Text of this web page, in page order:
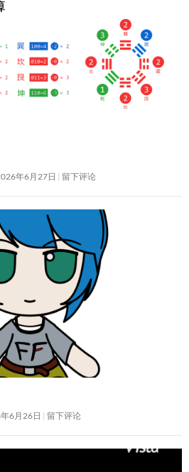
年6月27日 留下评论
6月26日 留下评论